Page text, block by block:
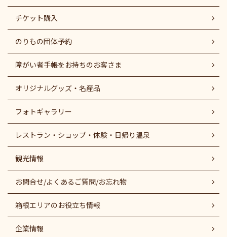
チケット購入
のりもの団体予約
障がい者⼿帳をお持ちのお客さま
オリジナルグッズ・名産品
フォトギャラリー
レストラン・ショップ・体験・日帰り温泉
観光情報
お問合せ/よくあるご質問/お忘れ物
箱根エリアのお役立ち情報
企業情報